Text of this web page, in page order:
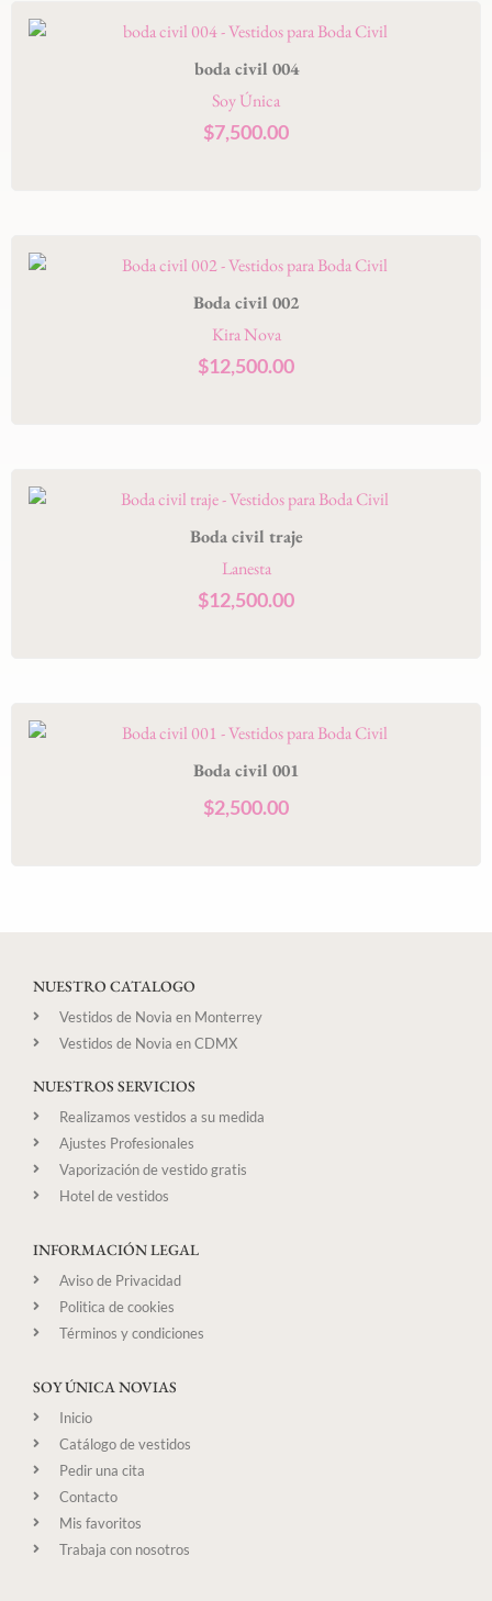
boda civil 004
Soy Única
$7,500.00
Boda civil 002
Kira Nova
$12,500.00
Boda civil traje
Lanesta
$12,500.00
Boda civil 001
$2,500.00
NUESTRO CATALOGO
Vestidos de Novia en Monterrey
Vestidos de Novia en CDMX
NUESTROS SERVICIOS
Realizamos vestidos a su medida
Ajustes Profesionales
Vaporización de vestido gratis
Hotel de vestidos
INFORMACIÓN LEGAL
Aviso de Privacidad
Politica de cookies
Términos y condiciones
SOY ÚNICA NOVIAS
Inicio
Catálogo de vestidos
Pedir una cita
Contacto
Mis favoritos
Trabaja con nosotros